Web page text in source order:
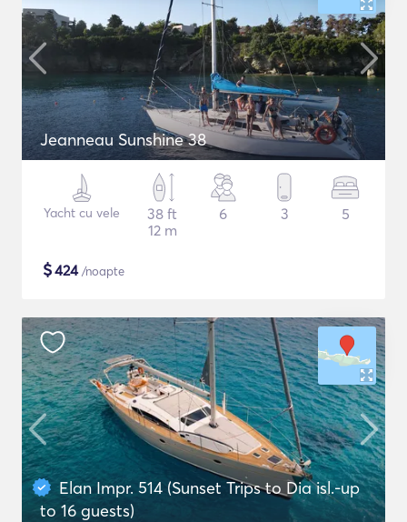
Jeanneau Sunshine 38
Yacht cu vele
38 ft
12 m
6 3 5
$424/noapte
Elan Impr. 514 (Sunset Trips to Dia isl.-up
to 16 guests)